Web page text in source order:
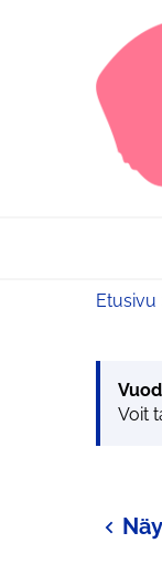
Etusivu
Voit